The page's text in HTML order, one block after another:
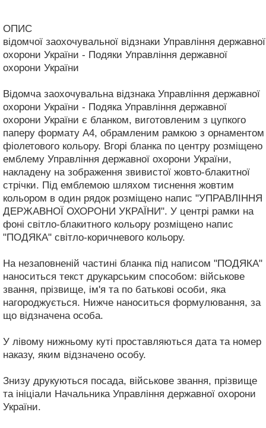
ОПИС
відомчої заохочувальної відзнаки Управління державної
охорони України - Подяки Управління державної
охорони України
Відомча заохочувальна відзнака Управління державної
охорони України - Подяка Управління державної
охорони України є бланком, виготовленим з цупкого
паперу формату А4, обрамленим рамкою з орнаментом
фіолетового кольору. Вгорі бланка по центру розміщено
емблему Управління державної охорони України,
накладену на зображення звивистої жовто-блакитної
стрічки. Під емблемою шляхом тиснення жовтим
кольором в один рядок розміщено напис "УПРАВЛІННЯ
ДЕРЖАВНОЇ ОХОРОНИ УКРАЇНИ". У центрі рамки на
фоні світло-блакитного кольору розміщено напис
"ПОДЯКА" світло-коричневого кольору.
На незаповненій частині бланка під написом "ПОДЯКА"
наноситься текст друкарським способом: військове
звання, прізвище, ім'я та по батькові особи, яка
нагороджується. Нижче наноситься формулювання, за
що відзначена особа.
У лівому нижньому куті проставляються дата та номер
наказу, яким відзначено особу.
Знизу друкуються посада, військове звання, прізвище
та ініціали Начальника Управління державної охорони
України.